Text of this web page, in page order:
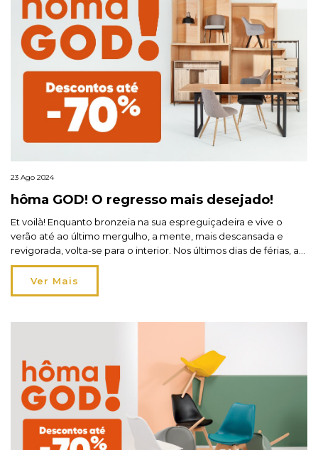
23 Ago 2024
hôma GOD! O regresso mais desejado!
Et voilà! Enquanto bronzeia na sua espreguiçadeira e vive o
verão até ao último mergulho, a mente, mais descansada e
revigorada, volta-se para o interior. Nos últimos dias de férias, a
sensação de nostalgia pelas memórias criadas mistura-se com o
desejo crescente de voltar para casa! O regresso mais desejado
até 70% de desconto! Porque […]
Ver Mais